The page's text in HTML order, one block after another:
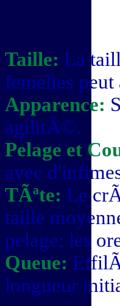
Taille:La
femelles
Apparence:
agilitÃ©.
Pelage et
avec
TÃªte:Le
taille
pelage; les
Queue:
longueur